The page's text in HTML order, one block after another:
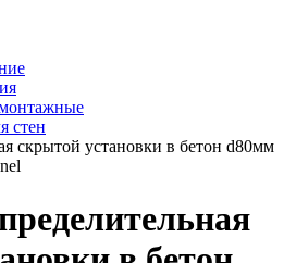
стен
скрытой установки в бетон d80мм